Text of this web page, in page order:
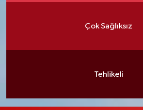
Çok Sağlıksız
Tehlikeli